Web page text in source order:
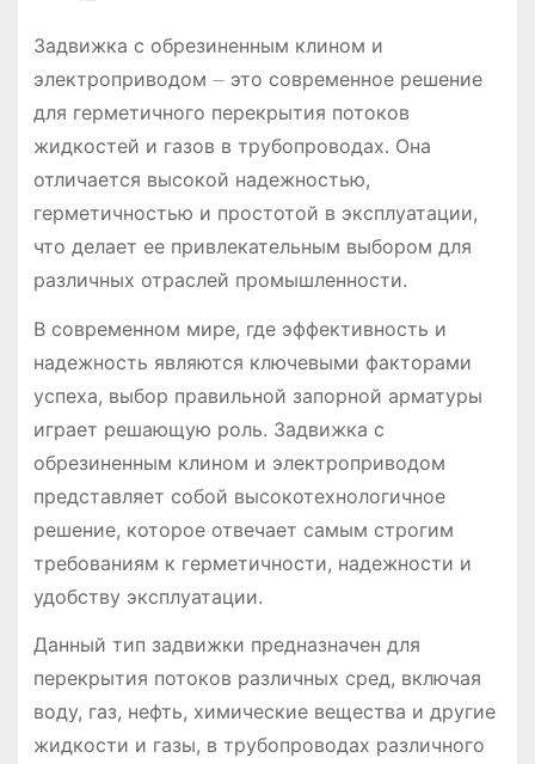
Задвижка с обрезиненным клином и
электроприводом ⏤ это современное решение
для герметичного перекрытия потоков
жидкостей и газов в трубопроводах. Она
отличается высокой надежностью,
герметичностью и простотой в эксплуатации,
что делает ее привлекательным выбором для
различных отраслей промышленности.
В современном мире, где эффективность и
надежность являются ключевыми факторами
успеха, выбор правильной запорной арматуры
играет решающую роль. Задвижка с
обрезиненным клином и электроприводом
представляет собой высокотехнологичное
решение, которое отвечает самым строгим
требованиям к герметичности, надежности и
удобству эксплуатации.
Данный тип задвижки предназначен для
перекрытия потоков различных сред, включая
воду, газ, нефть, химические вещества и другие
жидкости и газы, в трубопроводах различного